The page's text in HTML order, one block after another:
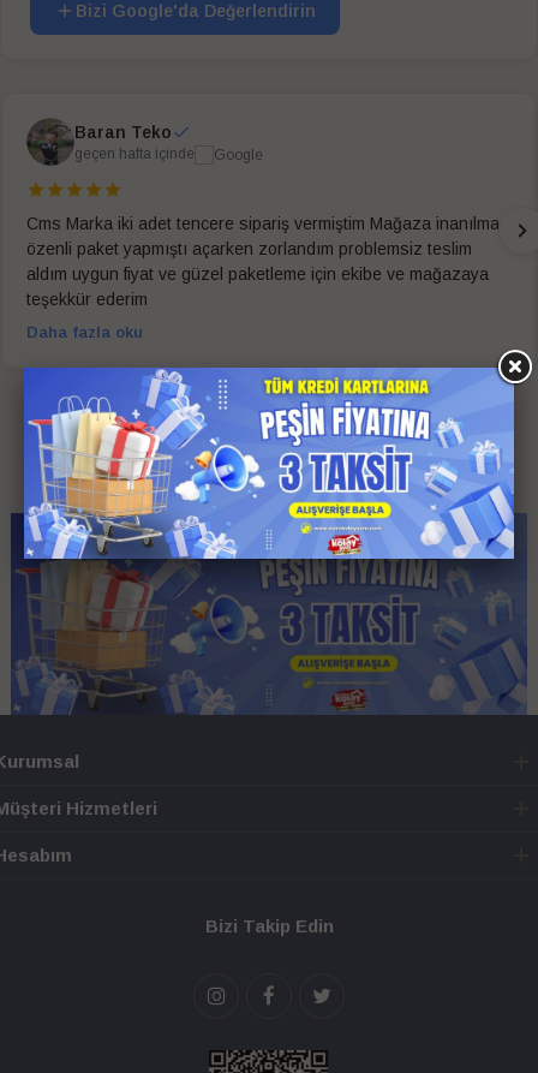
Bizi Google'da Değerlendirin
Baran Teko
geçen hafta içinde
Cms Marka iki adet tencere sipariş vermiştim Mağaza inanılmaz
özenli paket yapmıştı açarken zorlandım problemsiz teslim
aldım uygun fiyat ve güzel paketleme için ekibe ve mağazaya
teşekkür ederim
Daha fazla oku
Hizmetleri
Bizi Takip Edin